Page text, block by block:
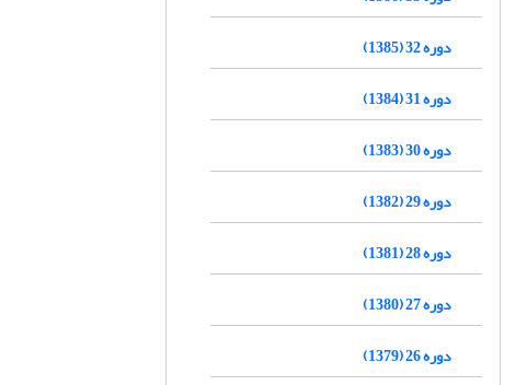
دوره 32 (1385)
دوره 31 (1384)
دوره 30 (1383)
دوره 29 (1382)
دوره 28 (1381)
دوره 27 (1380)
دوره 26 (1379)